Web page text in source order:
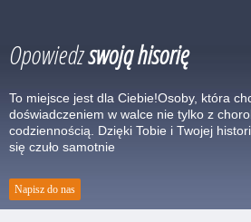
Opowiedzswoją hisorię
To miejsce jest dla Ciebie!Osoby, która
doświadczeniem w walce nie tylko z
codziennością. Dzięki Tobie i Twojej
się czuło samotnie
Napisz do nas